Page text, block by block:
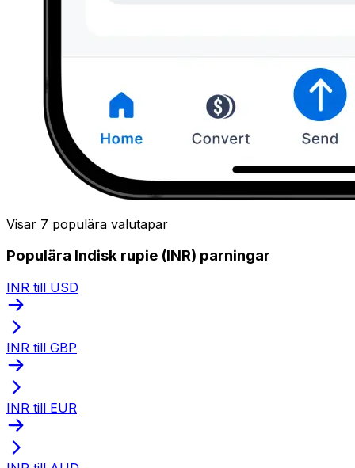
Visar 7 populära valutapar
Populära Indisk rupie (INR) parningar
INR till USD
INR till GBP
INR till EUR